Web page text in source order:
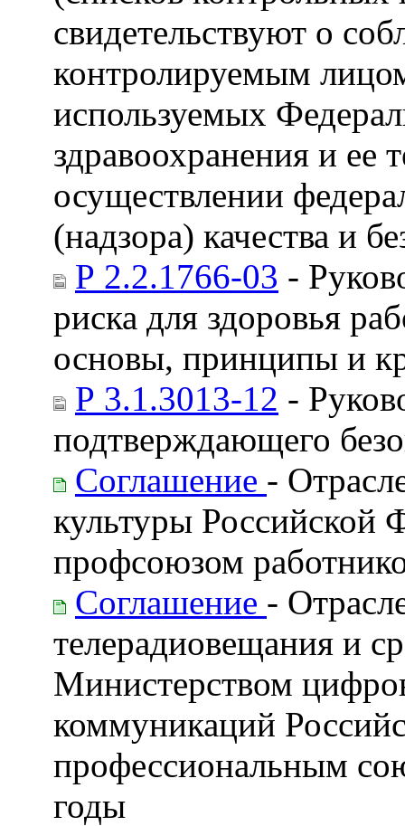
свидетельствуют о
контролируемым
используемых
здравоохранения и ее
осуществлении
(надзора) качества и
Р 2.2.1766-03 -
риска для здоровья
основы, принципы и
Р 3.1.3013-12 -
подтверждающего
Соглашение -
культуры
профсоюзом
Соглашение -
телерадиовещания и
Министерством
коммуникаций
профессиональным
годы